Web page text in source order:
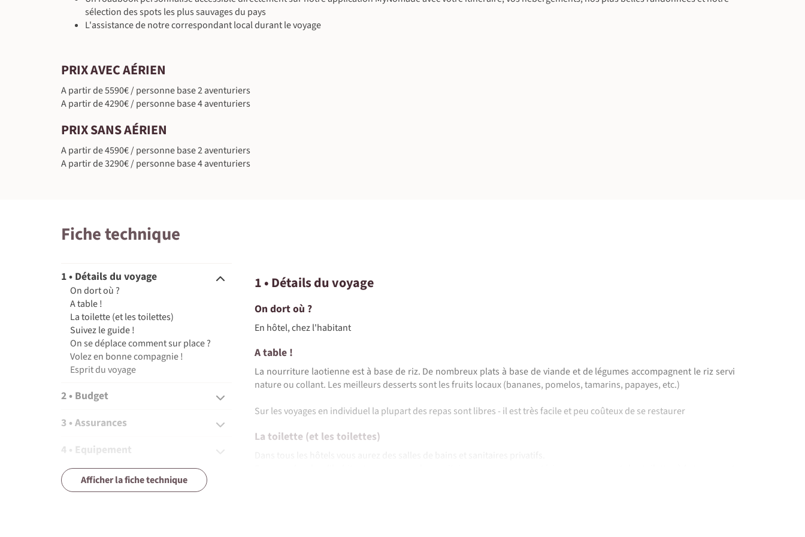
©
sélection des spots les plus sauvages du pays
L'assistance de notre correspondant local durant le voyage
PRIX AVEC AÉRIEN
A partir de 5590€ / personne base 2 aventuriers
A partir de 4290€ / personne base 4 aventuriers
PRIX SANS AÉRIEN
A partir de 4590€ / personne base 2 aventuriers
A partir de 3290€ / personne base 4 aventuriers
Fiche technique
1 • Détails du voyage
On dort où ?
A table !
La toilette (et les toilettes)
Suivez le guide !
On se déplace comment sur place ?
Volez en bonne compagnie !
Esprit du voyage
2 • Budget
3 • Assurances
4 • Equipement
5 • Formalités et santé
1 • Détails du voyage
On dort où ?
En hôtel, chez l'habitant
A table !
La nourriture laotienne est à base de riz. De nombreux plats à base de viande et de légumes accompagnent le riz servi
nature ou collant. Les meilleurs desserts sont les fruits locaux (bananes, pomelos, tamarins, papayes, etc.)
Sur les voyages en individuel la plupart des repas sont libres - il est très facile et peu coûteux de se restaurer
La toilette (et les toilettes)
Afficher la fiche technique